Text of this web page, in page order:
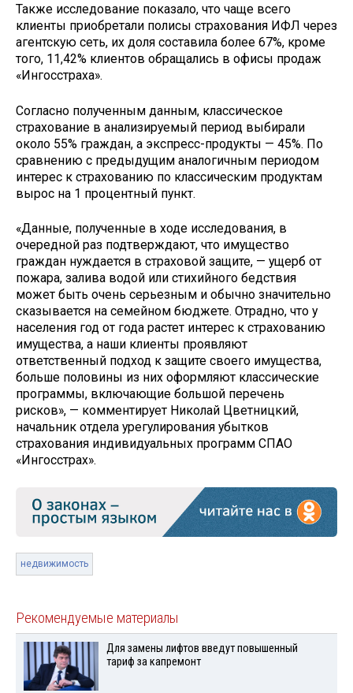
Также исследование показало, что чаще всего
клиенты приобретали полисы страхования ИФЛ через
агентскую сеть, их доля составила более 67%, кроме
того, 11,42% клиентов обращались в офисы продаж
«Ингосстраха».
Согласно полученным данным, классическое
страхование в анализируемый период выбирали
около 55% граждан, а экспресс-продукты — 45%. По
сравнению с предыдущим аналогичным периодом
интерес к страхованию по классическим продуктам
вырос на 1 процентный пункт.
«Данные, полученные в ходе исследования, в
очередной раз подтверждают, что имущество
граждан нуждается в страховой защите, — ущерб от
пожара, залива водой или стихийного бедствия
может быть очень серьезным и обычно значительно
сказывается на семейном бюджете. Отрадно, что у
населения год от года растет интерес к страхованию
имущества, а наши клиенты проявляют
ответственный подход к защите своего имущества,
больше половины из них оформляют классические
программы, включающие большой перечень
рисков», — комментирует Николай Цветницкий,
начальник отдела урегулирования убытков
страхования индивидуальных программ СПАО
«Ингосстрах».
недвижимость
Рекомендуемые материалы
Для замены лифтов введут повышенный
тариф за капремонт